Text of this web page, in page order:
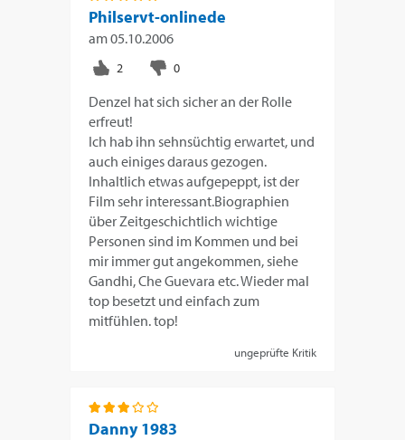
Philservt-onlinede
am05.10.2006
Denzel hat sich sicher an der Rolle
erfreut!
Ich hab ihn sehnsüchtig erwartet, und
auch einiges daraus gezogen.
Inhaltlich etwas aufgepeppt, ist der
Film sehr interessant.Biographien
über Zeitgeschichtlich wichtige
Personen sind im Kommen und bei
mir immer gut angekommen, siehe
Gandhi, Che Guevara etc. Wieder mal
top besetzt und einfach zum
mitfühlen. top!
ungeprüfte Kritik
Danny 1983